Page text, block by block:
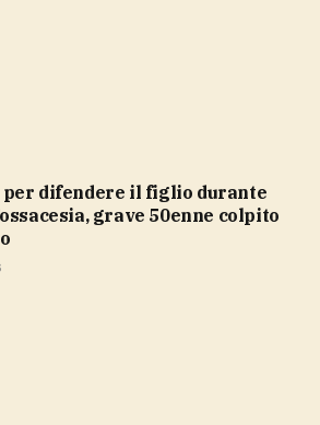
grave 50enne colpito